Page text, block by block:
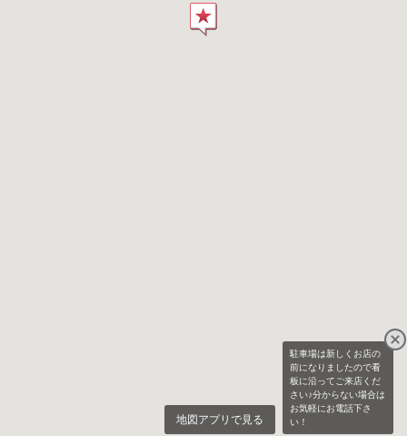
駐車場は新しくお店の
前になりましたので看
板に沿ってご来店くだ
さい♪分からない場合は
お気軽にお電話下さ
い！
地図アプリで見る